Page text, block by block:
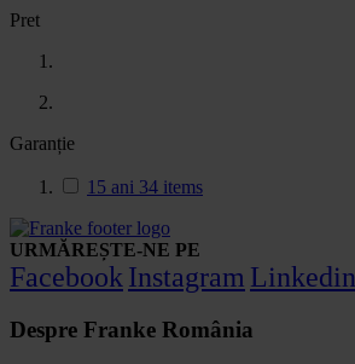
Pret
Garanție
15 ani 34 items
URMĂREȘTE-NE PE
Facebook Instagram Linkedin
Despre Franke România